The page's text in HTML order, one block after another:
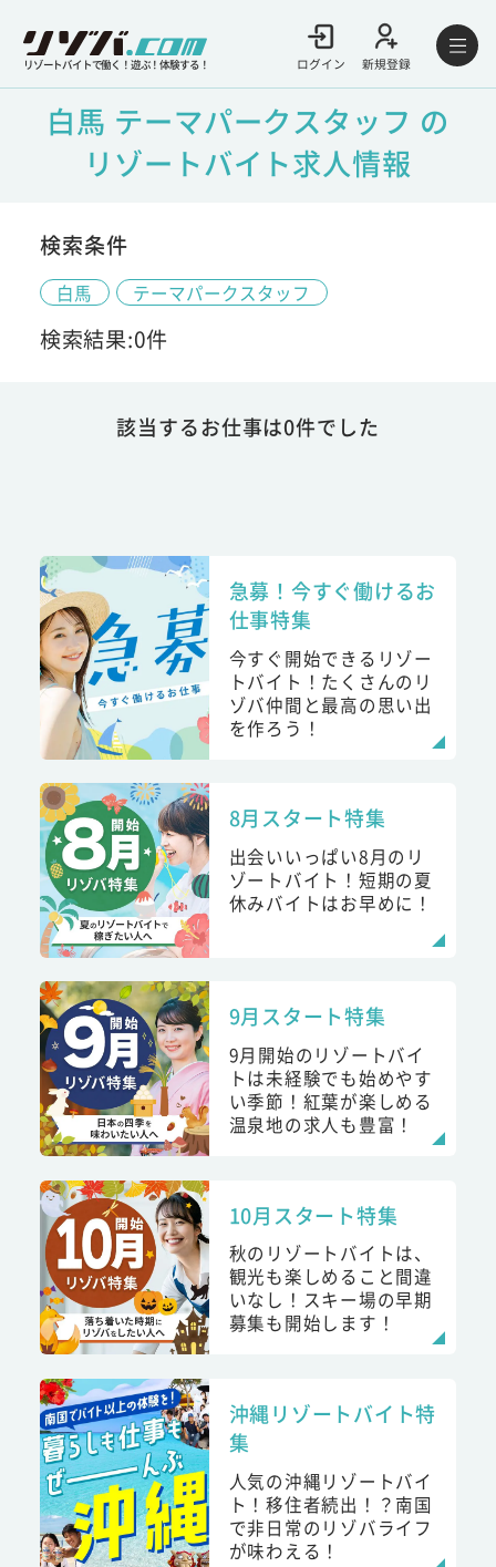
リゾートバイトで働く！遊ぶ！体験する！ ログイン 新規登録
白馬 テーマパークスタッフ の
リゾートバイト求人情報
検索条件
白馬 テーマパークスタッフ
検索結果:0件
該当するお仕事は0件でした
急募！今すぐ働けるお
仕事特集
今すぐ開始できるリゾー
トバイト！たくさんのリ
ゾバ仲間と最高の思い出
を作ろう！
8月スタート特集
出会いいっぱい8月のリ
ゾートバイト！短期の夏
休みバイトはお早めに！
9月スタート特集
9月開始のリゾートバイ
トは未経験でも始めやす
い季節！紅葉が楽しめる
温泉地の求人も豊富！
10月スタート特集
秋のリゾートバイトは、
観光も楽しめること間違
いなし！スキー場の早期
募集も開始します！
沖縄リゾートバイト特
集
人気の沖縄リゾートバイ
ト！移住者続出！？南国
で非日常のリゾバライフ
が味わえる！